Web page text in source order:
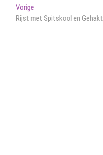
Bericht
navigatie
Vorige
bericht:
Rijst met Spitskool en Gehakt